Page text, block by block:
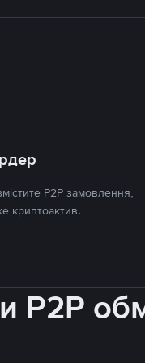
P2P замовлення,
криптоактив.
P2P